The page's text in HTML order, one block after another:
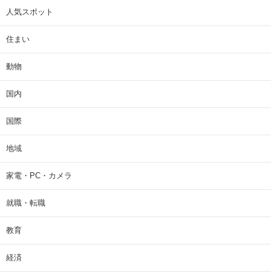
人気スポット
住まい
動物
国内
国際
地域
家電・PC・カメラ
就職・転職
教育
経済